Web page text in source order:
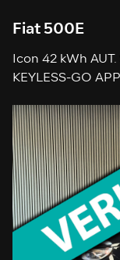
Fiat 500E
Icon 42 kWh AUT.
KEYLESS-GO